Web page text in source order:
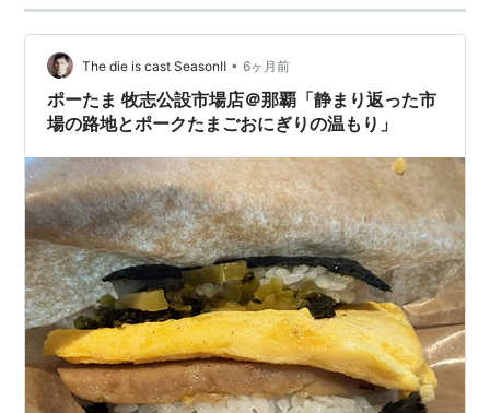
The die is cast SeasonⅡ • 6ヶ月前
ポーたま 牧志公設市場店＠那覇「静まり返った市
場の路地とポークたまごおにぎりの温もり」